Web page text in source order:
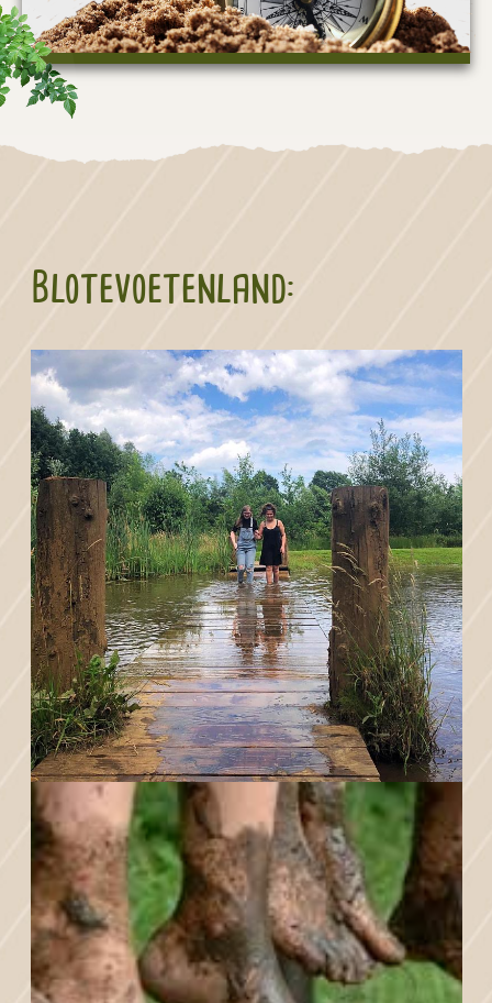
Blotevoetenland: